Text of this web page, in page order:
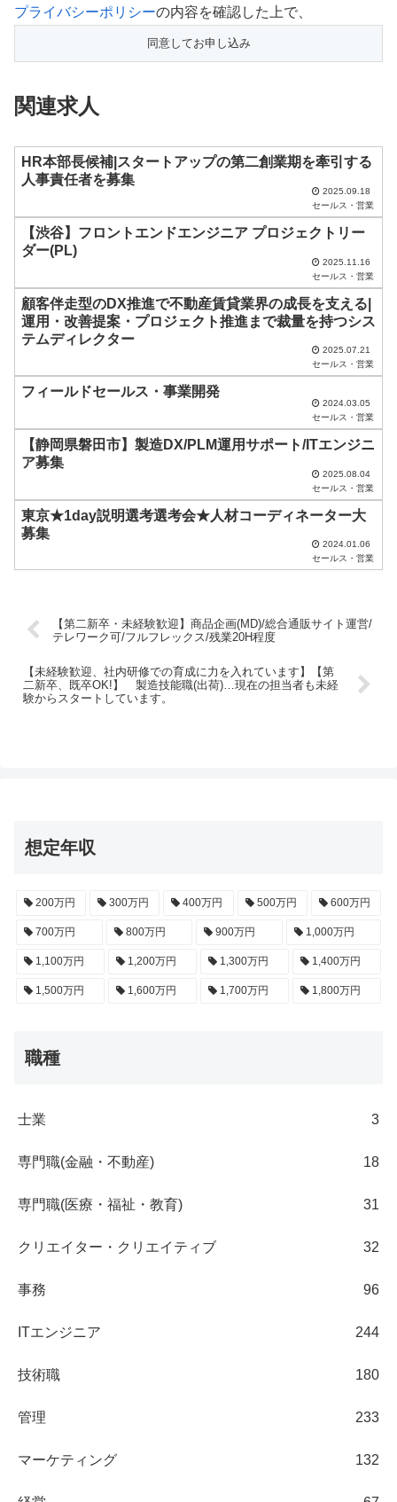
こ
フ
ー
ド
は
ま
ま
に
し
く
さ
い
プライバシーポリシーの内容を確認した上で、
関連求人
HR本部長候補|スタートアップの第二創業期を牽引する
人事責任者を募集
2025.09.18
セールス・営業
【渋谷】フロントエンドエンジニア プロジェクトリー
ダー(PL)
2025.11.16
セールス・営業
顧客伴走型のDX推進で不動産賃貸業界の成長を支える|
運用・改善提案・プロジェクト推進まで裁量を持つシス
テムディレクター
2025.07.21
セールス・営業
フィールドセールス・事業開発
2024.03.05
セールス・営業
【静岡県磐田市】製造DX/PLM運用サポート/ITエンジニ
ア募集
2025.08.04
セールス・営業
東京★1day説明選考選考会★人材コーディネーター大
募集
2024.01.06
セールス・営業
【第二新卒・未経験歓迎】商品企画(MD)/総合通販サイト運営/
テレワーク可/フルフレックス/残業20H程度
【未経験歓迎、社内研修での育成に力を入れています】【第
二新卒、既卒OK!】 製造技能職(出荷)…現在の担当者も未経
験からスタートしています。
想定年収
200万円 300万円 400万円 500万円 600万円
700万円 800万円 900万円 1,000万円
1,100万円 1,200万円 1,300万円 1,400万円
1,500万円 1,600万円 1,700万円 1,800万円
職種
士業 3
専門職(金融・不動産) 18
専門職(医療・福祉・教育) 31
クリエイター・クリエイティブ 32
事務 96
ITエンジニア 244
技術職 180
管理 233
マーケティング 132